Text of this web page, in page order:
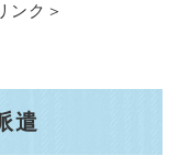
ンク＞
遣